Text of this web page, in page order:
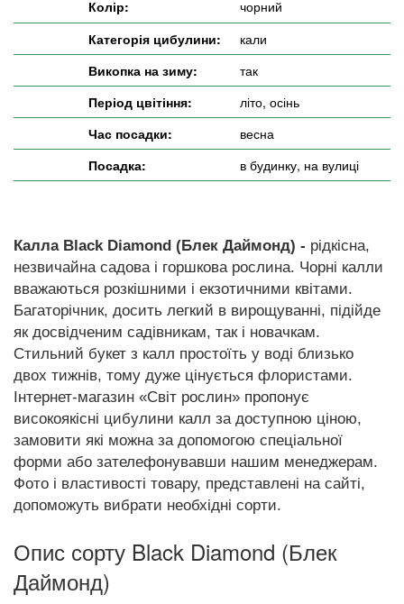
Колір:
чорний
Категорія цибулини:
кали
Викопка на зиму:
так
Період цвітіння:
літо, осінь
Час посадки:
весна
Посадка:
в будинку, на вулиці
Калла Black Diamond (Блек Даймонд) - рідкісна,
незвичайна садова і горшкова рослина. Чорні калли
вважаються розкішними і екзотичними квітами.
Багаторічник, досить легкий в вирощуванні, підійде
як досвідченим садівникам, так і новачкам.
Стильний букет з калл простоїть у воді близько
двох тижнів, тому дуже цінується флористами.
Інтернет-магазин «Світ рослин» пропонує
високоякісні цибулини калл за доступною ціною,
замовити які можна за допомогою спеціальної
форми або зателефонувавши нашим менеджерам.
Фото і властивості товару, представлені на сайті,
допоможуть вибрати необхідні сорти.
Опис сорту Black Diamond (Блек
Даймонд)